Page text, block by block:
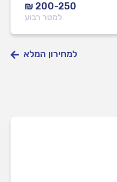
₪ 200-250
למטר רבוע
למחירון המלא